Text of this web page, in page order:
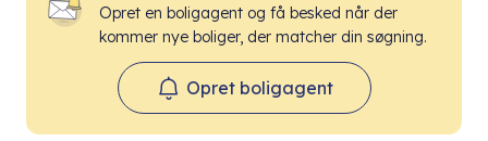
Opret en boligagent og få besked når der
kommer nye boliger, der matcher din søgning.
Opret boligagent